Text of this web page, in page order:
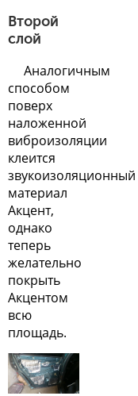
Второй
слой
Аналогичным
способом
поверх
наложенной
виброизоляции
клеится
звукоизоляционный
материал
Акцент,
однако
теперь
желательно
покрыть
Акцентом
всю
площадь.